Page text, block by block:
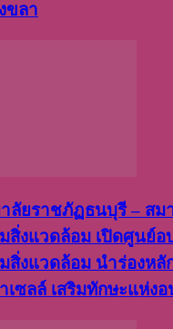
ขลา
ลัยราชภัฏธนบุรี – สม
สิ่งแวดล้อม เปิดศูนย์อ
สิ่งแวดล้อม นำร่องหลั
เซลล์ เสริมทักษะแห่ง